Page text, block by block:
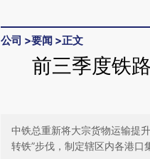
公司 >要闻 >正文
前三季度铁
中铁总重新将大宗货物运输提
转铁”步伐，制定辖区内各港口